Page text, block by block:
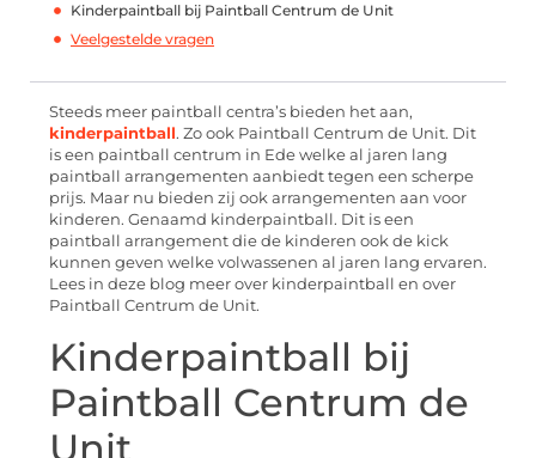
Kinderpaintball bij Paintball Centrum de Unit
Veelgestelde vragen
Steeds meer paintball centra’s bieden het aan,
kinderpaintball. Zo ook Paintball Centrum de Unit. Dit
is een paintball centrum in Ede welke al jaren lang
paintball arrangementen aanbiedt tegen een scherpe
prijs. Maar nu bieden zij ook arrangementen aan voor
kinderen. Genaamd kinderpaintball. Dit is een
paintball arrangement die de kinderen ook de kick
kunnen geven welke volwassenen al jaren lang ervaren.
Lees in deze blog meer over kinderpaintball en over
Paintball Centrum de Unit.
Kinderpaintball bij
Paintball Centrum de
Unit